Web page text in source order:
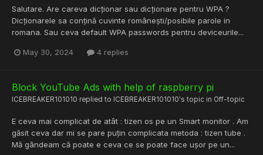
Salutare. Are careva dicționar sau dicționare pentru WPA ?
Dicționarele sa conțină cuvinte românești/posibile parole in
romana. Sau ceva default WPA passwords pentru deviceurile...
May 30, 2024 4 replies
Block YouTube Ads with help of raspberry pi
ICEBREAKER101010 replied to ICEBREAKER101010's topic in Off-topic
E ceva mai complicat de atât : tizen os pe un Smart monitor . Am
găsit ceva dar mi se pare puțin complicata metoda : tizen tube .
Mă gândeam că poate e ceva ce se poate face ușor pe un...